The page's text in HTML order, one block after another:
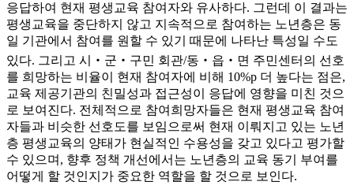
응답하여 현재 평생교육 참여자와 유사하다. 그런데 이 결과는
평생교육을 중단하지 않고 지속적으로 참여하는 노년층은 동
일 기관에서 참여를 원할 수 있기 때문에 나타난 특성일 수도
있다. 그리고 시‧군‧구민 회관/동‧읍‧면 주민센터의 선호
를 희망하는 비율이 현재 참여자에 비해 10%p 더 높다는 점은,
교육 제공기관의 친밀성과 접근성이 응답에 영향을 미친 것으
로 보여진다. 전체적으로 참여희망자들은 현재 평생교육 참여
자들과 비슷한 선호도를 보임으로써 현재 이뤄지고 있는 노년
층 평생교육의 양태가 현실적인 수용성을 갖고 있다고 평가할
수 있으며, 향후 정책 개선에서는 노년층의 교육 동기 부여를
어떻게 할 것인지가 중요한 역할을 할 것으로 보인다.